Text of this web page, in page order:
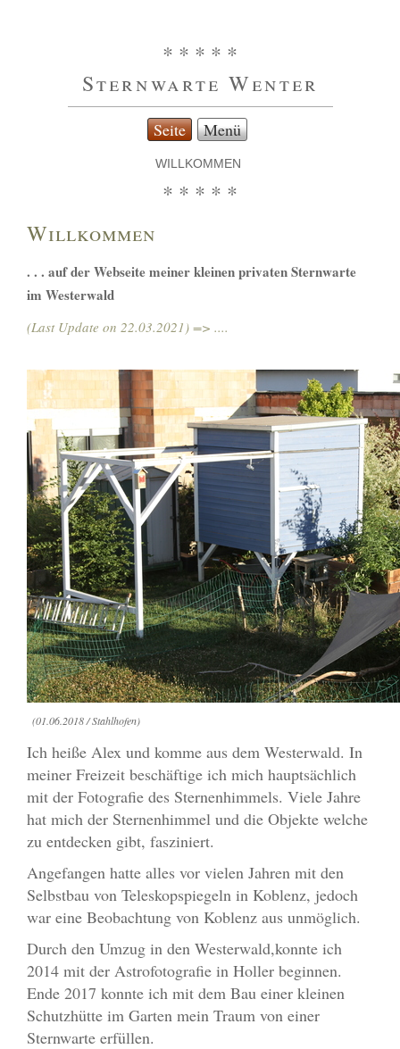
* * * * *
Sternwarte Wenter
Seite Menü
WILLKOMMEN
* * * * *
Willkommen
. . . auf der Webseite meiner kleinen privaten Sternwarte
im Westerwald
(Last Update on 22.03.2021) => ....
(01.06.2018 / Stahlhofen)
Ich heiße Alex und komme aus dem Westerwald. In
meiner Freizeit beschäftige ich mich hauptsächlich
mit der Fotografie des Sternenhimmels. Viele Jahre
hat mich der Sternenhimmel und die Objekte welche
zu entdecken gibt, fasziniert.
Angefangen hatte alles vor vielen Jahren mit den
Selbstbau von Teleskopspiegeln in Koblenz, jedoch
war eine Beobachtung von Koblenz aus unmöglich.
Durch den Umzug in den Westerwald,konnte ich
2014 mit der Astrofotografie in Holler beginnen.
Ende 2017 konnte ich mit dem Bau einer kleinen
Schutzhütte im Garten mein Traum von einer
Sternwarte erfüllen.